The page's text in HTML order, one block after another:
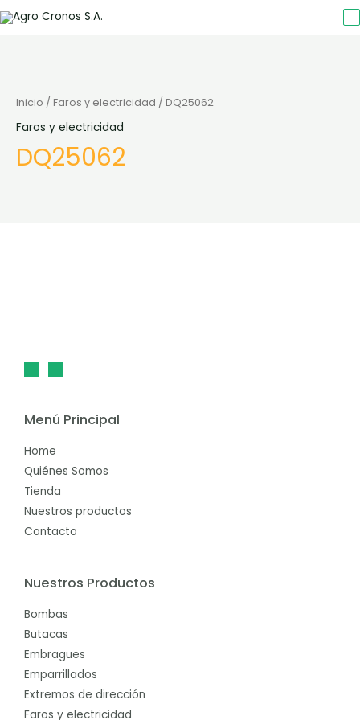
Inicio / Faros y electricidad / DQ25062
Faros y electricidad
DQ25062
Menú Principal
Home
Quiénes Somos
Tienda
Nuestros productos
Contacto
Nuestros Productos
Bombas
Butacas
Embragues
Emparrillados
Extremos de dirección
Faros y electricidad